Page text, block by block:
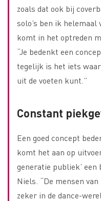
zoals dat ook bij
solo’s ben ik
komt in het optreden
“Je bedenkt een
tegelijk is het iets
uit de voeten kunt.”
Constant
Een goed concept
komt het aan op
generatie publiek’
Niels. “De mensen
zeker in de dance-